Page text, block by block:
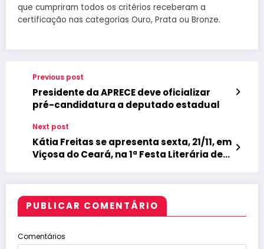
que cumpriram todos os critérios receberam a
certificação nas categorias Ouro, Prata ou Bronze.
Previous post
Presidente da APRECE deve oficializar
pré-candidatura a deputado estadual
Next post
Kátia Freitas se apresenta sexta, 21/11, em
Viçosa do Ceará, na 1ª Festa Literária de
PUBLICAR COMENTÁRIO
Comentários